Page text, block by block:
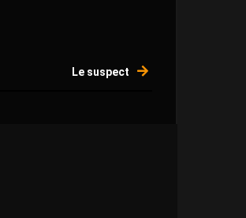
Le suspect